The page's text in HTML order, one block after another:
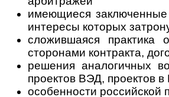
имеющиеся заключенные
интересы которых
сложившаяся практика
сторонами контракта,
решения аналогичных
проектов ВЭД, проектов
особенности российской